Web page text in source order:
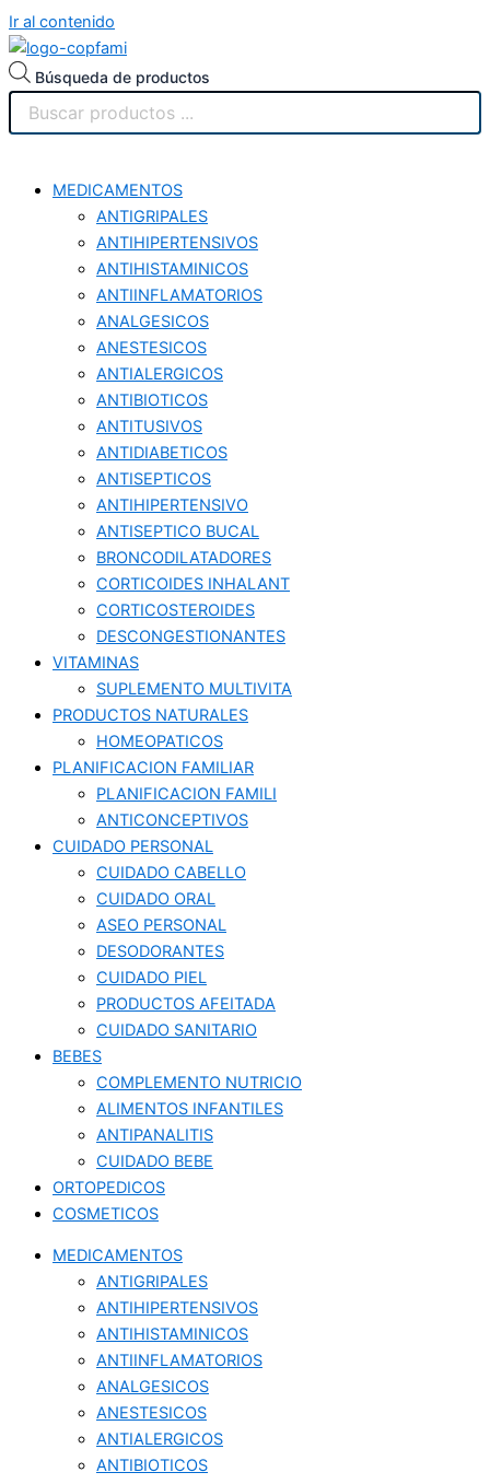
Ir al contenido
Búsqueda de productos
MEDICAMENTOS
ANTIGRIPALES
ANTIHIPERTENSIVOS
ANTIHISTAMINICOS
ANTIINFLAMATORIOS
ANALGESICOS
ANESTESICOS
ANTIALERGICOS
ANTIBIOTICOS
ANTITUSIVOS
ANTIDIABETICOS
ANTISEPTICOS
ANTIHIPERTENSIVO
ANTISEPTICO BUCAL
BRONCODILATADORES
CORTICOIDES INHALANT
CORTICOSTEROIDES
DESCONGESTIONANTES
VITAMINAS
SUPLEMENTO MULTIVITA
PRODUCTOS NATURALES
HOMEOPATICOS
PLANIFICACION FAMILIAR
PLANIFICACION FAMILI
ANTICONCEPTIVOS
CUIDADO PERSONAL
CUIDADO CABELLO
CUIDADO ORAL
ASEO PERSONAL
DESODORANTES
CUIDADO PIEL
PRODUCTOS AFEITADA
CUIDADO SANITARIO
BEBES
COMPLEMENTO NUTRICIO
ALIMENTOS INFANTILES
ANTIPANALITIS
CUIDADO BEBE
ORTOPEDICOS
COSMETICOS
MEDICAMENTOS
ANTIGRIPALES
ANTIHIPERTENSIVOS
ANTIHISTAMINICOS
ANTIINFLAMATORIOS
ANALGESICOS
ANESTESICOS
ANTIALERGICOS
ANTIBIOTICOS